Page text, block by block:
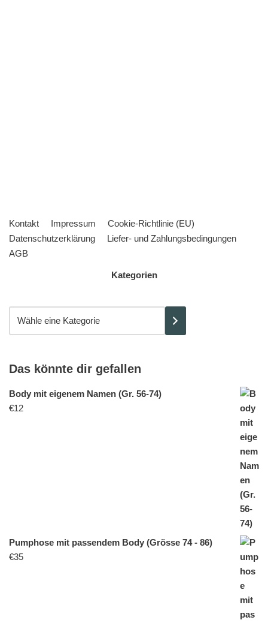
Kontakt Impressum
Cookie-Richtlinie (EU)
Datenschutzerklärung
Liefer- und Zahlungsbedingungen
AGB
Kategorien
Das könnte dir gefallen
Body mit eigenem Namen (Gr. 56-74)
€12
Pumphose mit passendem Body (Grösse 74 - 86)
€35